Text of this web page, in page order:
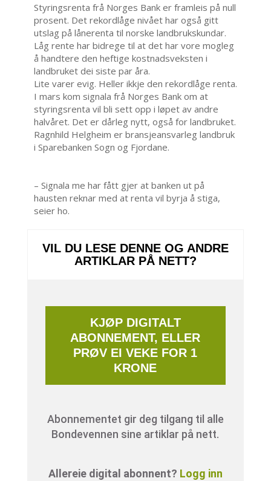
Styringsrenta frå Norges Bank er framleis på null
prosent. Det rekordlåge nivået har også gitt
utslag på lånerenta til norske landbrukskundar.
Låg rente har bidrege til at det har vore mogleg
å handtere den heftige kostnadsveksten i
landbruket dei siste par åra.
Lite varer evig. Heller ikkje den rekordlåge renta.
I mars kom signala frå Norges Bank om at
styringsrenta vil bli sett opp i løpet av andre
halvåret. Det er dårleg nytt, også for landbruket.
Ragnhild Helgheim er bransjeansvarleg landbruk
i Sparebanken Sogn og Fjordane.
– Signala me har fått gjer at banken ut på
hausten reknar med at renta vil byrja å stiga,
seier ho.
VIL DU LESE DENNE OG ANDRE
ARTIKLAR PÅ NETT?
KJØP DIGITALT
ABONNEMENT, ELLER
PRØV EI VEKE FOR 1
KRONE
Abonnementet gir deg tilgang til alle
Bondevennen sine artiklar på nett.
Allereie digital abonnent? Logg inn